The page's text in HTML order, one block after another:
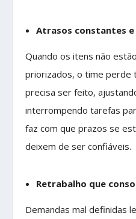
Atrasos constantes
Quando os itens não
priorizados, o time perde
precisa ser feito,
interrompendo tarefas
faz com que prazos se
deixem de ser confiáveis.
Retrabalho que
Demandas mal definidas